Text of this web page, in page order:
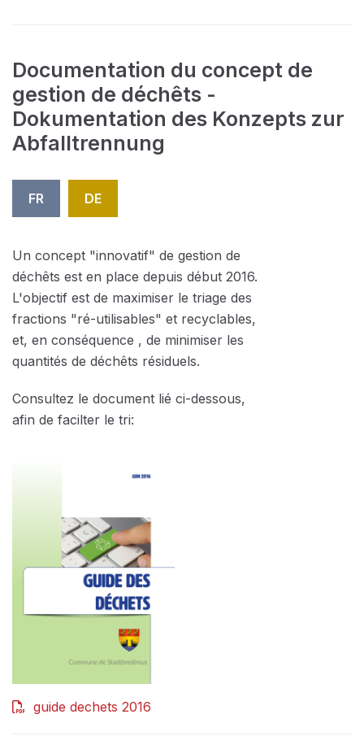
Documentation du concept de
gestion de déchêts -
Dokumentation des Konzepts zur
Abfalltrennung
FR DE
Un concept "innovatif" de gestion de
déchêts est en place depuis début 2016.
L'objectif est de maximiser le triage des
fractions "ré-utilisables" et recyclables,
et, en conséquence , de minimiser les
quantités de déchêts résiduels.
Consultez le document lié ci-dessous,
afin de facilter le tri:
guide dechets 2016